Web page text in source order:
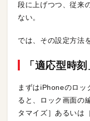
段に上げつつ、従来
ない。
では、その設定方法
「適応型時
まずはiPhoneのロッ
ると、ロック画面の
タマイズ］あるいは